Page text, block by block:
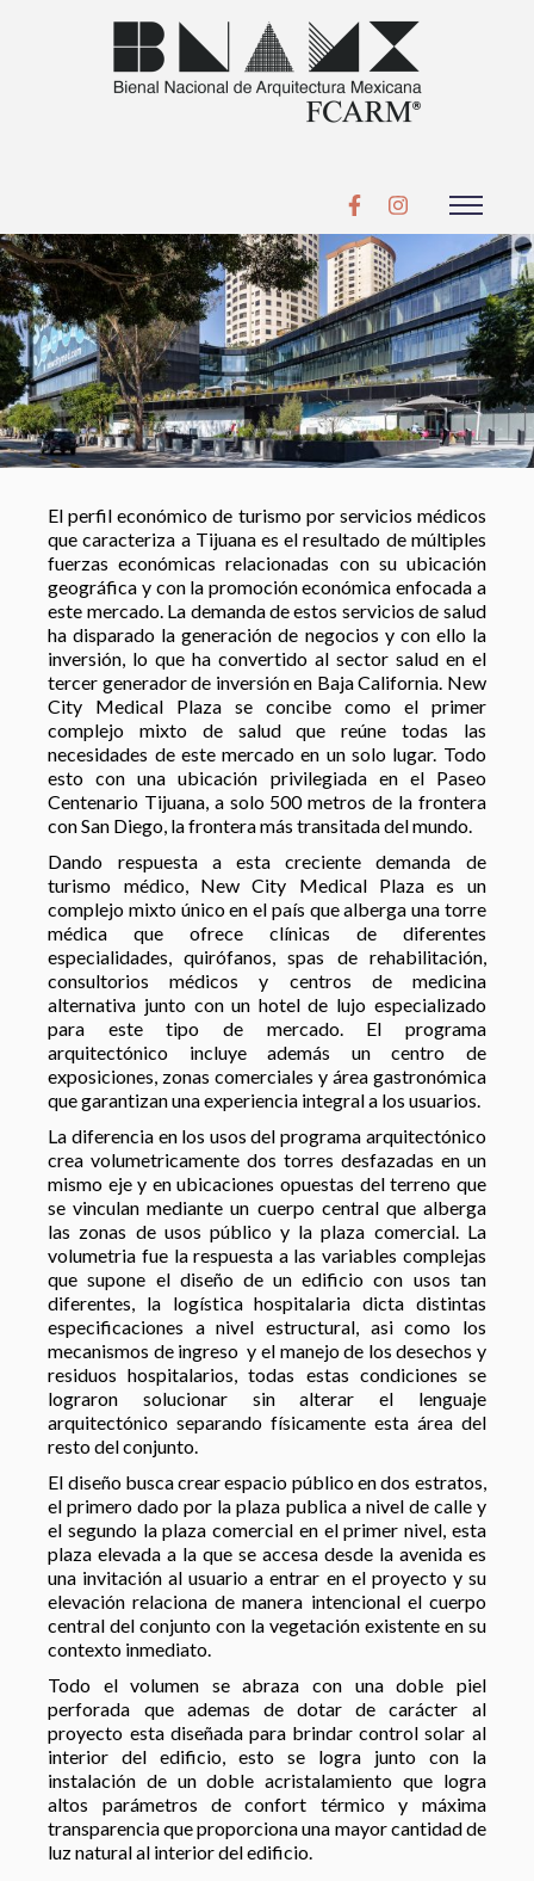
El perfil económico de turismo por servicios médicos
que caracteriza a Tijuana es el resultado de múltiples
fuerzas económicas relacionadas con su ubicación
geográfica y con la promoción económica enfocada a
este mercado. La demanda de estos servicios de salud
ha disparado la generación de negocios y con ello la
inversión, lo que ha convertido al sector salud en el
tercer generador de inversión en Baja California. New
City Medical Plaza se concibe como el primer
complejo mixto de salud que reúne todas las
necesidades de este mercado en un solo lugar. Todo
esto con una ubicación privilegiada en el Paseo
Centenario Tijuana, a solo 500 metros de la frontera
con San Diego, la frontera más transitada del mundo.
Dando respuesta a esta creciente demanda de
turismo médico, New City Medical Plaza es un
complejo mixto único en el país que alberga una torre
médica que ofrece clínicas de diferentes
especialidades, quirófanos, spas de rehabilitación,
consultorios médicos y centros de medicina
alternativa junto con un hotel de lujo especializado
para este tipo de mercado. El programa
arquitectónico incluye además un centro de
exposiciones, zonas comerciales y área gastronómica
que garantizan una experiencia integral a los usuarios.
La diferencia en los usos del programa arquitectónico
crea volumetricamente dos torres desfazadas en un
mismo eje y en ubicaciones opuestas del terreno que
se vinculan mediante un cuerpo central que alberga
las zonas de usos público y la plaza comercial. La
volumetria fue la respuesta a las variables complejas
que supone el diseño de un edificio con usos tan
diferentes, la logística hospitalaria dicta distintas
especificaciones a nivel estructural, asi como los
mecanismos de ingreso y el manejo de los desechos y
residuos hospitalarios, todas estas condiciones se
lograron solucionar sin alterar el lenguaje
arquitectónico separando físicamente esta área del
resto del conjunto.
El diseño busca crear espacio público en dos estratos,
el primero dado por la plaza publica a nivel de calle y
el segundo la plaza comercial en el primer nivel, esta
plaza elevada a la que se accesa desde la avenida es
una invitación al usuario a entrar en el proyecto y su
elevación relaciona de manera intencional el cuerpo
central del conjunto con la vegetación existente en su
contexto inmediato.
Todo el volumen se abraza con una doble piel
perforada que ademas de dotar de carácter al
proyecto esta diseñada para brindar control solar al
interior del edificio, esto se logra junto con la
instalación de un doble acristalamiento que logra
altos parámetros de confort térmico y máxima
transparencia que proporciona una mayor cantidad de
luz natural al interior del edificio.